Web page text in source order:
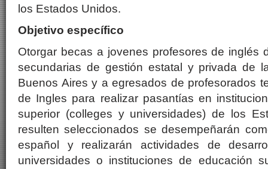
los Estados Unidos.
Objetivo específico
Otorgar becas a jovenes profesores de inglés
secundarias de gestión estatal y privada de
Buenos Aires y a egresados de profesorados
de Ingles para realizar pasantías en
superior (colleges y universidades) de los
resulten seleccionados se desempeñarán
español y realizarán actividades de
universidades o instituciones de educación